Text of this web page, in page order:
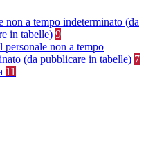
non a tempo indeterminato (da
in tabelle) 9
personale non a tempo
(da pubblicare in tabelle) 7
11